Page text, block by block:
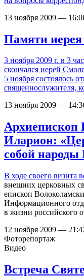
13 ноября 2009 —
Памяти
3 ноября 2009 г. в 3
скончался иерей
5 ноября состоялось
священнослужителя,
13 ноября 2009 —
Архиепископ
Иларион:
собой народы
В ходе своего визита
внешних церковных
епископ
Информационного
в жизни российского
12 ноября 2009 —
Фоторепортаж
Видео
Встреча